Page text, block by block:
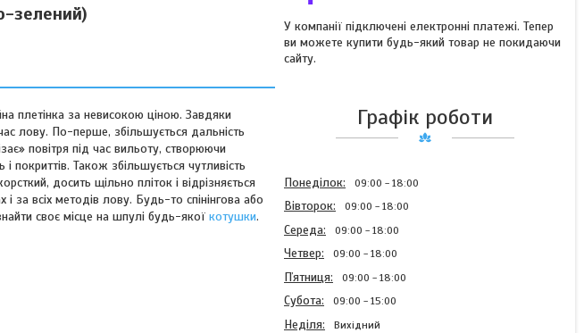
зелений)
плетінка за невисокою ціною. Завдяки
лову. По-перше, збільшується дальність
повітря під час вильоту, створюючи
Також збільшується чутливість
досить щільно пліток і відрізняється
за всіх методів лову. Будь-то спінінгова або
своє місце на шпулі будь-якої котушки.
У компанії підключені електронні платежі. Тепер
ви можете купити будь-який товар не покидаючи
сайту.
Графік роботи
Понеділок 09:00 18:00
Вівторок 09:00 18:00
Середа 09:00 18:00
Четвер 09:00 18:00
Пʼятниця 09:00 18:00
Субота 09:00 15:00
Неділя Вихідний